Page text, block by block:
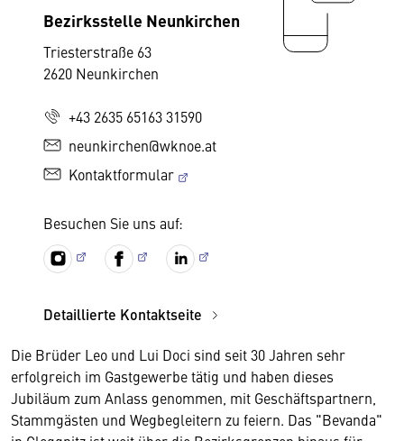
Bezirksstelle Neunkirchen
Triesterstraße 63
2620 Neunkirchen
+43 2635 65163 31590
neunkirchen@wknoe.at
Kontaktformular
Besuchen Sie uns auf:
Detaillierte Kontaktseite
Die Brüder Leo und Lui Doci sind seit 30 Jahren sehr
erfolgreich im Gastgewerbe tätig und haben dieses
Jubiläum zum Anlass genommen, mit Geschäftspartnern,
Stammgästen und Wegbegleitern zu feiern. Das "Bevanda"